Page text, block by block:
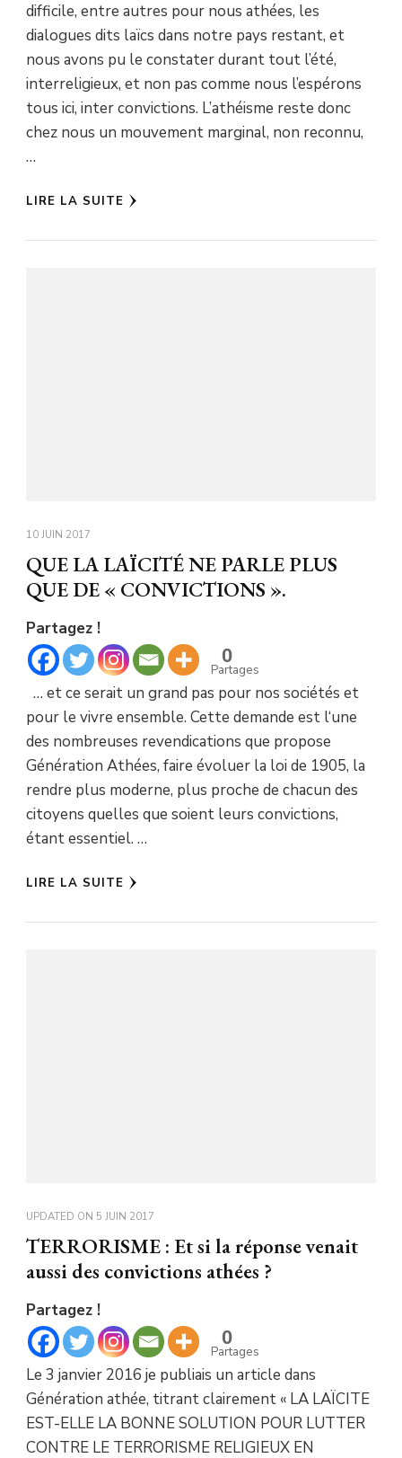
difficile, entre autres pour nous athées, les
dialogues dits laïcs dans notre pays restant, et
nous avons pu le constater durant tout l’été,
interreligieux, et non pas comme nous l’espérons
tous ici, inter convictions. L’athéisme reste donc
chez nous un mouvement marginal, non reconnu,
…
LIRE LA SUITE
10 JUIN 2017
QUE LA LAÏCITÉ NE PARLE PLUS
QUE DE « CONVICTIONS ».
Partagez !
0
Partages
… et ce serait un grand pas pour nos sociétés et
pour le vivre ensemble. Cette demande est l‘une
des nombreuses revendications que propose
Génération Athées, faire évoluer la loi de 1905, la
rendre plus moderne, plus proche de chacun des
citoyens quelles que soient leurs convictions,
étant essentiel. …
LIRE LA SUITE
UPDATED ON 5 JUIN 2017
TERRORISME : Et si la réponse venait
aussi des convictions athées ?
Partagez !
0
Partages
Le 3 janvier 2016 je publiais un article dans
Génération athée, titrant clairement « LA LAÏCITE
EST-ELLE LA BONNE SOLUTION POUR LUTTER
CONTRE LE TERRORISME RELIGIEUX EN